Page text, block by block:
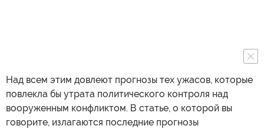
Над всем этим довлеют прогнозы тех ужасов, которые
повлекла бы утрата политического контроля над
вооруженным конфликтом. В статье, о которой вы
говорите, излагаются последние прогнозы